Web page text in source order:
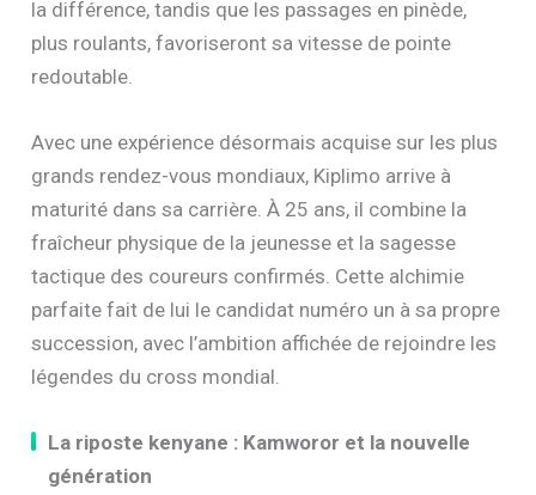
la différence, tandis que les passages en pinède,
plus roulants, favoriseront sa vitesse de pointe
redoutable.
Avec une expérience désormais acquise sur les plus
grands rendez-vous mondiaux, Kiplimo arrive à
maturité dans sa carrière. À 25 ans, il combine la
fraîcheur physique de la jeunesse et la sagesse
tactique des coureurs confirmés. Cette alchimie
parfaite fait de lui le candidat numéro un à sa propre
succession, avec l’ambition affichée de rejoindre les
légendes du cross mondial.
La riposte kenyane : Kamworor et la nouvelle
génération